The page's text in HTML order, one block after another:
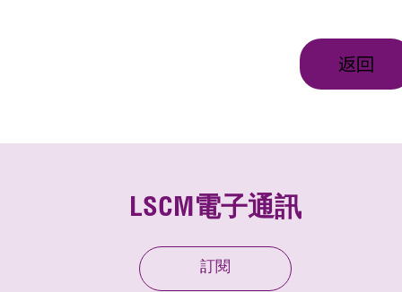
返回
LSCM電子通訊
訂閱